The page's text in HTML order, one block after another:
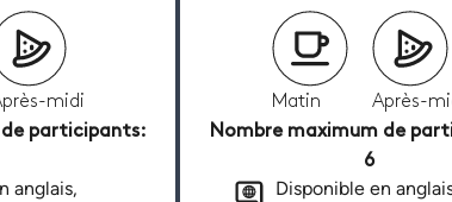
midi
participants:
anglais,
Matin
Après-
Nombre maximum de
6
Disponible en